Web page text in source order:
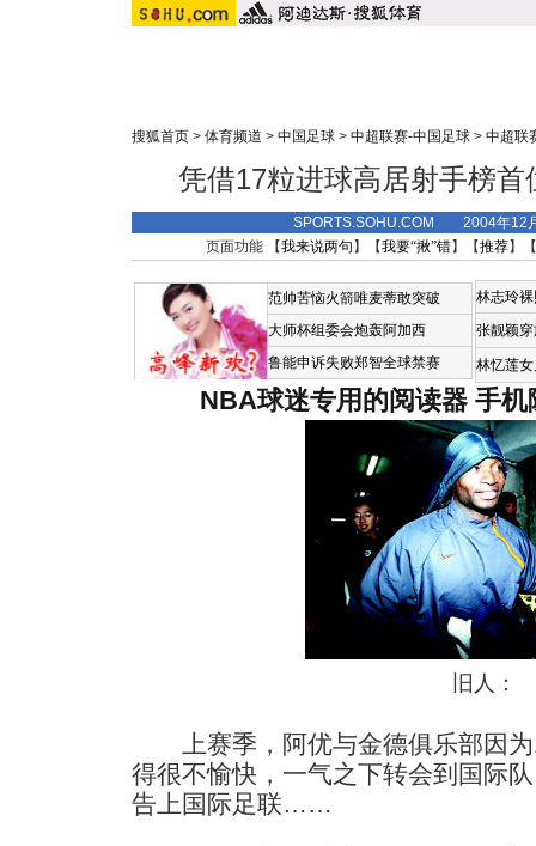
搜狐首页 > 体育频道 > 中国足球 > 中超联赛-中国足球 > 中超联
凭借17粒进球高居射手榜
SPORTS.SOHU.COM 2004年12
页面功能 【我来说两句 】【我要“揪”错】【推荐】
范帅苦恼火箭唯麦蒂敢突破
大师杯组委会炮轰阿加西
鲁能申诉失败郑智全球禁赛
林志玲
张靓颖
林忆莲
NBA球迷专用的阅读器 手机
旧人：
上赛季，阿优与金德俱乐部因为
得很不愉快，一气之下转会到国际
告上国际足联……